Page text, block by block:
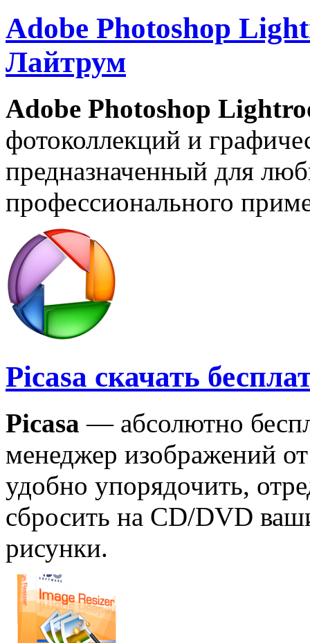
Adobe Photoshop
Лайтрум
Adobe Photoshop
фотоколлекций и
предназначенный для
профессионального
Picasa скачать
Picasa — абсолютно
менеджер изображений
удобно упорядочить,
сбросить на CD/DVD
рисунки.